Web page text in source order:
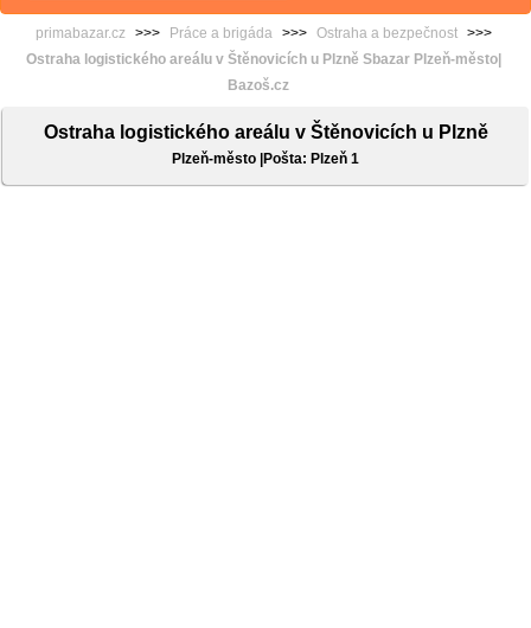
primabazar.cz >>> Práce a brigáda >>> Ostraha a bezpečnost >>>
Ostraha logistického areálu v Štěnovicích u Plzně Sbazar Plzeň-město|
Bazoš.cz
Ostraha logistického areálu v Štěnovicích u Plzně
Plzeň-město |Pošta: Plzeň 1